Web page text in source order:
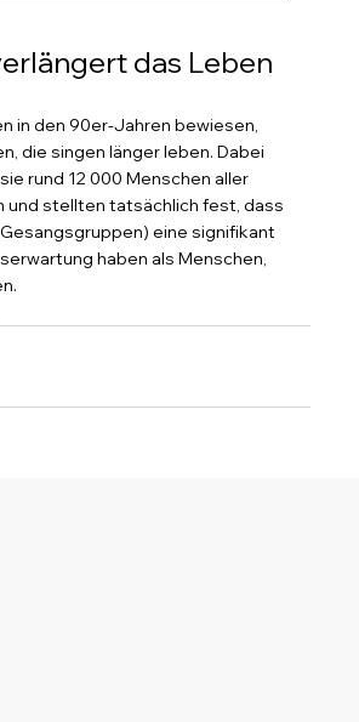
das Leben
in den 90er-Jahren bewiesen,
die singen länger leben. Dabei
rund 12 000 Menschen aller
und stellten tatsächlich fest, dass
eine signifikant
haben als Menschen,